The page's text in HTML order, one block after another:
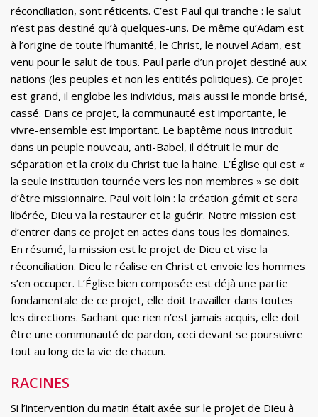
réconciliation, sont réticents. C’est Paul qui tranche : le salut
n’est pas destiné qu’à quelques-uns. De même qu’Adam est
à l’origine de toute l’humanité, le Christ, le nouvel Adam, est
venu pour le salut de tous. Paul parle d’un projet destiné aux
nations (les peuples et non les entités politiques). Ce projet
est grand, il englobe les individus, mais aussi le monde brisé,
cassé. Dans ce projet, la communauté est importante, le
vivre-ensemble est important. Le baptême nous introduit
dans un peuple nouveau, anti-Babel, il détruit le mur de
séparation et la croix du Christ tue la haine. L’Église qui est «
la seule institution tournée vers les non membres » se doit
d’être missionnaire. Paul voit loin : la création gémit et sera
libérée, Dieu va la restaurer et la guérir. Notre mission est
d’entrer dans ce projet en actes dans tous les domaines.
En résumé, la mission est le projet de Dieu et vise la
réconciliation. Dieu le réalise en Christ et envoie les hommes
s’en occuper. L’Église bien composée est déjà une partie
fondamentale de ce projet, elle doit travailler dans toutes
les directions. Sachant que rien n’est jamais acquis, elle doit
être une communauté de pardon, ceci devant se poursuivre
tout au long de la vie de chacun.
RACINES
Si l’intervention du matin était axée sur le projet de Dieu à